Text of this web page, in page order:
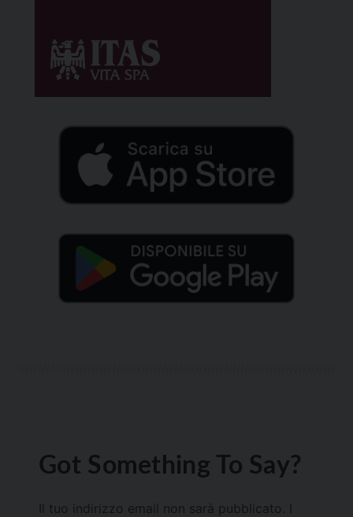
Got Something To Say?
Il tuo indirizzo email non sarà pubblicato.